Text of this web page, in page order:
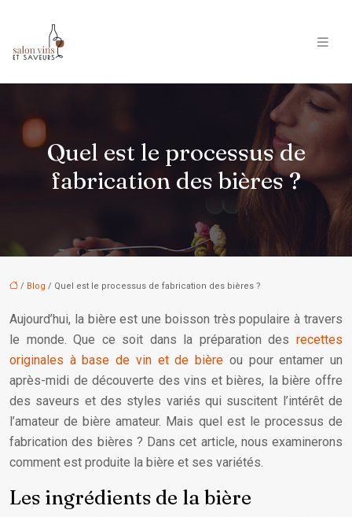
Quel est le processus de
fabrication des bières ?
/ Blog / Quel est le processus de fabrication des bières ?
Aujourd’hui, la bière est une boisson très populaire à travers
le monde. Que ce soit dans la préparation des recettes
originales à base de vin et de bière ou pour entamer un
après-midi de découverte des vins et bières, la bière offre
des saveurs et des styles variés qui suscitent l’intérêt de
l’amateur de bière amateur. Mais quel est le processus de
fabrication des bières ? Dans cet article, nous examinerons
comment est produite la bière et ses variétés.
Les ingrédients de la bière